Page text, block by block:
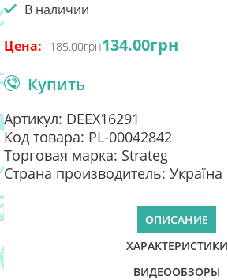
В наличии
Цена: 185.00грн134.00грн
Купить
Артикул: DEEX16291
Код товара: PL-00042842
Торговая марка: Strateg
Страна производитель: Україна
ОПИСАНИЕ
ХАРАКТЕРИСТИКИ
ВИДЕООБЗОРЫ